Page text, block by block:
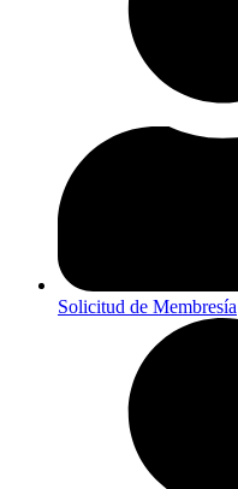
Solicitud de Membresía